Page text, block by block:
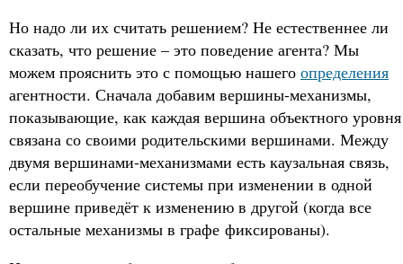
Но надо ли их считать решением? Не естественнее ли
сказать, что решение – это поведение агента? Мы
можем прояснить это с помощью нашего определения
агентности. Сначала добавим вершины-механизмы,
показывающие, как каждая вершина объектного уровня
связана со своими родительскими вершинами. Между
двумя вершинами-механизмами есть каузальная связь,
если переобучение системы при изменении в одной
вершине приведёт к изменению в другой (когда все
остальные механизмы в графе фиксированы).